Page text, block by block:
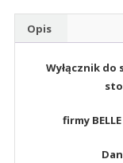
Opis
Wyłącznik
firmy